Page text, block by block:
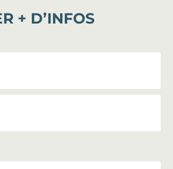
+ D’INFOS